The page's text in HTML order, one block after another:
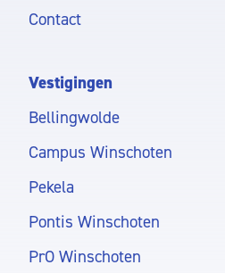
Contact
Vestigingen
Bellingwolde
Campus Winschoten
Pekela
Pontis Winschoten
PrO Winschoten